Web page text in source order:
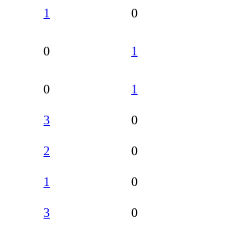
1 0
0 1
0 1
3 0
2 0
1 0
3 0